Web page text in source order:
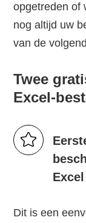
opgetreden of
nog altijd uw
van de
Twee
Excel-
Dit is een